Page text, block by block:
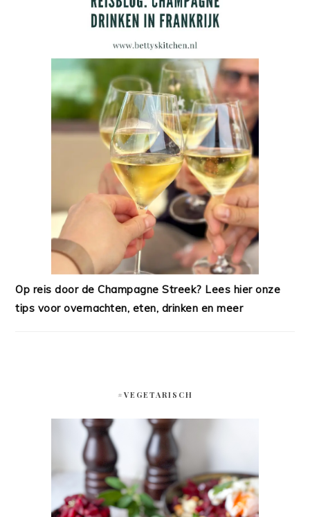
Op reis door de Champagne Streek? Lees hier onze
tips voor overnachten, eten, drinken en meer
#VEGETARISCH